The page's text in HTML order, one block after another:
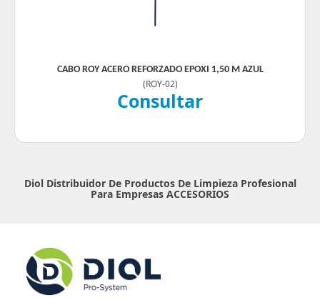
CABO ROY ACERO REFORZADO EPOXI 1,50 M AZUL
(ROY-02)
Consultar
Diol Distribuidor De Productos De Limpieza Profesional
Para Empresas ACCESORIOS